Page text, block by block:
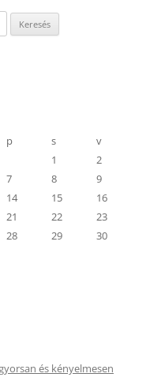
p s
v
1
2
7 8
9
14 15
16
21 22
23
28 29
30
és kényelmesen